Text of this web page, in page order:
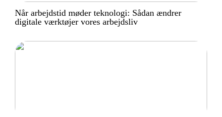
Når arbejdstid møder teknologi: Sådan ændrer
digitale værktøjer vores arbejdsliv